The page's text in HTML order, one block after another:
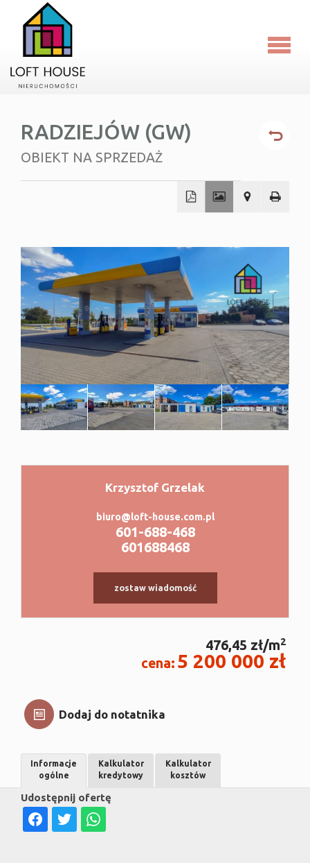
Kontakt
RADZIEJÓW (GW)
OBIEKT NA SPRZEDAŻ
−
Krzysztof Grzelak
biuro@loft-house.com.pl
601-688-468
601688468
zostaw wiadomość
476,45 zł/m2
cena: 5 200 000 zł
Dodaj do notatnika
Udostępnij ofertę
Informacje
ogólne
Kalkulator
kredytowy
Kalkulator
kosztów